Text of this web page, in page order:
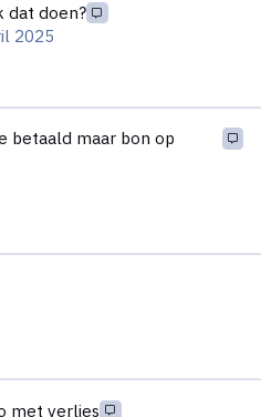
dat doen?
2025
betaald maar bon op
met verlies